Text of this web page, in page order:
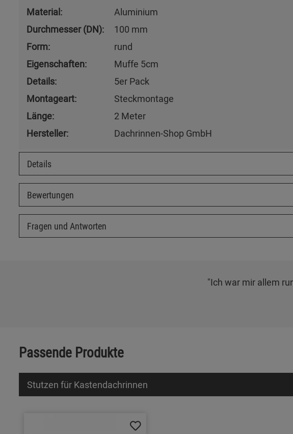
Material:
Aluminium
Durchmesser (DN):
100 mm
Form:
rund
Eigenschaften:
Muffe 5cm
Details:
5er Pack
Montageart:
Steckmontage
Länge:
2 Meter
Hersteller:
Dachrinnen-Shop GmbH
Details
Bewertungen
Fragen und Antworten
"Ich war mir allem
Passende Produkte
Stutzen für Kastendachrinnen